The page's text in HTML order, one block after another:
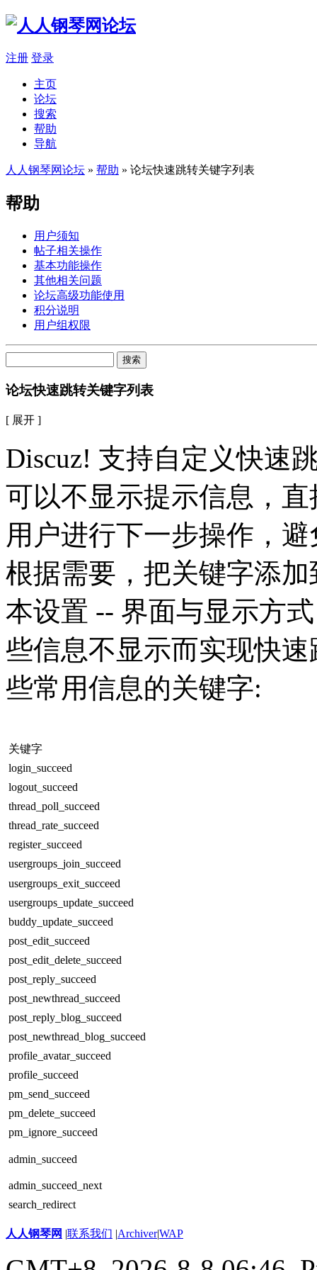
注册 登录
主页
论坛
搜索
帮助
导航
人人钢琴网论坛 » 帮助 » 论坛快速跳转关键字列表
帮助
用户须知
帖子相关操作
基本功能操作
其他相关问题
论坛高级功能使用
积分说明
用户组权限
搜索
论坛快速跳转关键字列表
[ 展开 ]
Discuz! 支持自定义快速
可以不显示提示信息，
用户进行下一步操作，
根据需要，把关键字添
本设置 -- 界面与显示方
些信息不显示而实现快
些常用信息的关键字:
关键字
login_succeed
logout_succeed
thread_poll_succeed
thread_rate_succeed
register_succeed
usergroups_join_succeed
usergroups_exit_succeed
usergroups_update_succeed
buddy_update_succeed
post_edit_succeed
post_edit_delete_succeed
post_reply_succeed
post_newthread_succeed
post_reply_blog_succeed
post_newthread_blog_succeed
profile_avatar_succeed
profile_succeed
pm_send_succeed
pm_delete_succeed
pm_ignore_succeed
admin_succeed
admin_succeed_next
search_redirect
人人钢琴网 |联系我们 |Archiver|WAP